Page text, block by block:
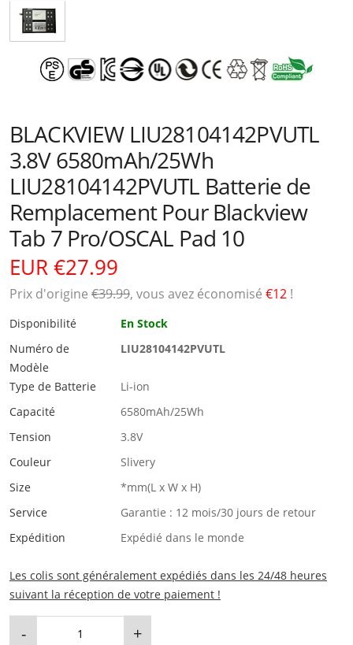
BLACKVIEW LIU28104142PVUTL
3.8V 6580mAh/25Wh
LIU28104142PVUTL Batterie de
Remplacement Pour Blackview
Tab 7 Pro/OSCAL Pad 10
EUR €27.99
Prix ​​d'origine €39.99, vous avez économisé €12 !
Disponibilité
En Stock
Numéro de
Modèle
LIU28104142PVUTL
Type de Batterie
Li-ion
Capacité
6580mAh/25Wh
Tension
3.8V
Couleur
Slivery
Size
*mm(L x W x H)
Service
Garantie : 12 mois/30 jours de retour
Expédition
Expédié dans le monde
Les colis sont généralement expédiés dans les 24/48 heures
suivant la réception de votre paiement !
- +